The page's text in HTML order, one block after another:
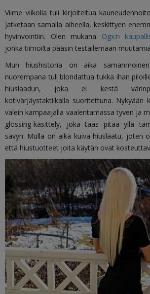
Viime viikolla tuli kirjoiteltua
jatketaan samalla aiheella, keskittyen
hyvinvointiin. Olen mukana Ogx:n
jonka tiimoilta pääsin testailemaan
Mun hiushistoria on aika
nuorempana tuli blondattua tukka ihan
hiuslaadun, joka ei kestä
kotivärjäystaktiikalla suoritettuna. Nykyään
välein kampaajalla vaalentamassa tyven ja
glossing-käsittely, joka taas pitää yllä
sävyn. Mulla on aika kuiva hiuslaatu, joten
että hiustuotteet joita käytän ovat